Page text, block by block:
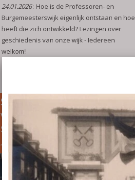
24.01.2026: Hoe is de Professoren- en
Burgemeesterswijk eigenlijk ontstaan en hoe
heeft die zich ontwikkeld? Lezingen over
geschiedenis van onze wijk - Iedereen
welkom!
Stolpersteine geplaatst bij het
voormalig Joods weeshuis
Stolpersteine ​​placed at the former
Jewish orphanage